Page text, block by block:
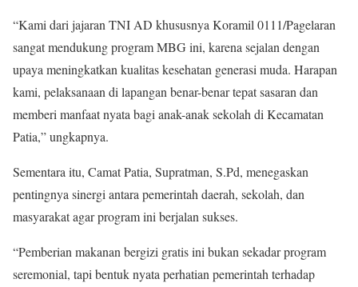
“Kami dari jajaran TNI AD khususnya Koramil 0111/Pagelaran
sangat mendukung program MBG ini, karena sejalan dengan
upaya meningkatkan kualitas kesehatan generasi muda. Harapan
kami, pelaksanaan di lapangan benar-benar tepat sasaran dan
memberi manfaat nyata bagi anak-anak sekolah di Kecamatan
Patia,” ungkapnya.
Sementara itu, Camat Patia, Supratman, S.Pd, menegaskan
pentingnya sinergi antara pemerintah daerah, sekolah, dan
masyarakat agar program ini berjalan sukses.
“Pemberian makanan bergizi gratis ini bukan sekadar program
seremonial, tapi bentuk nyata perhatian pemerintah terhadap